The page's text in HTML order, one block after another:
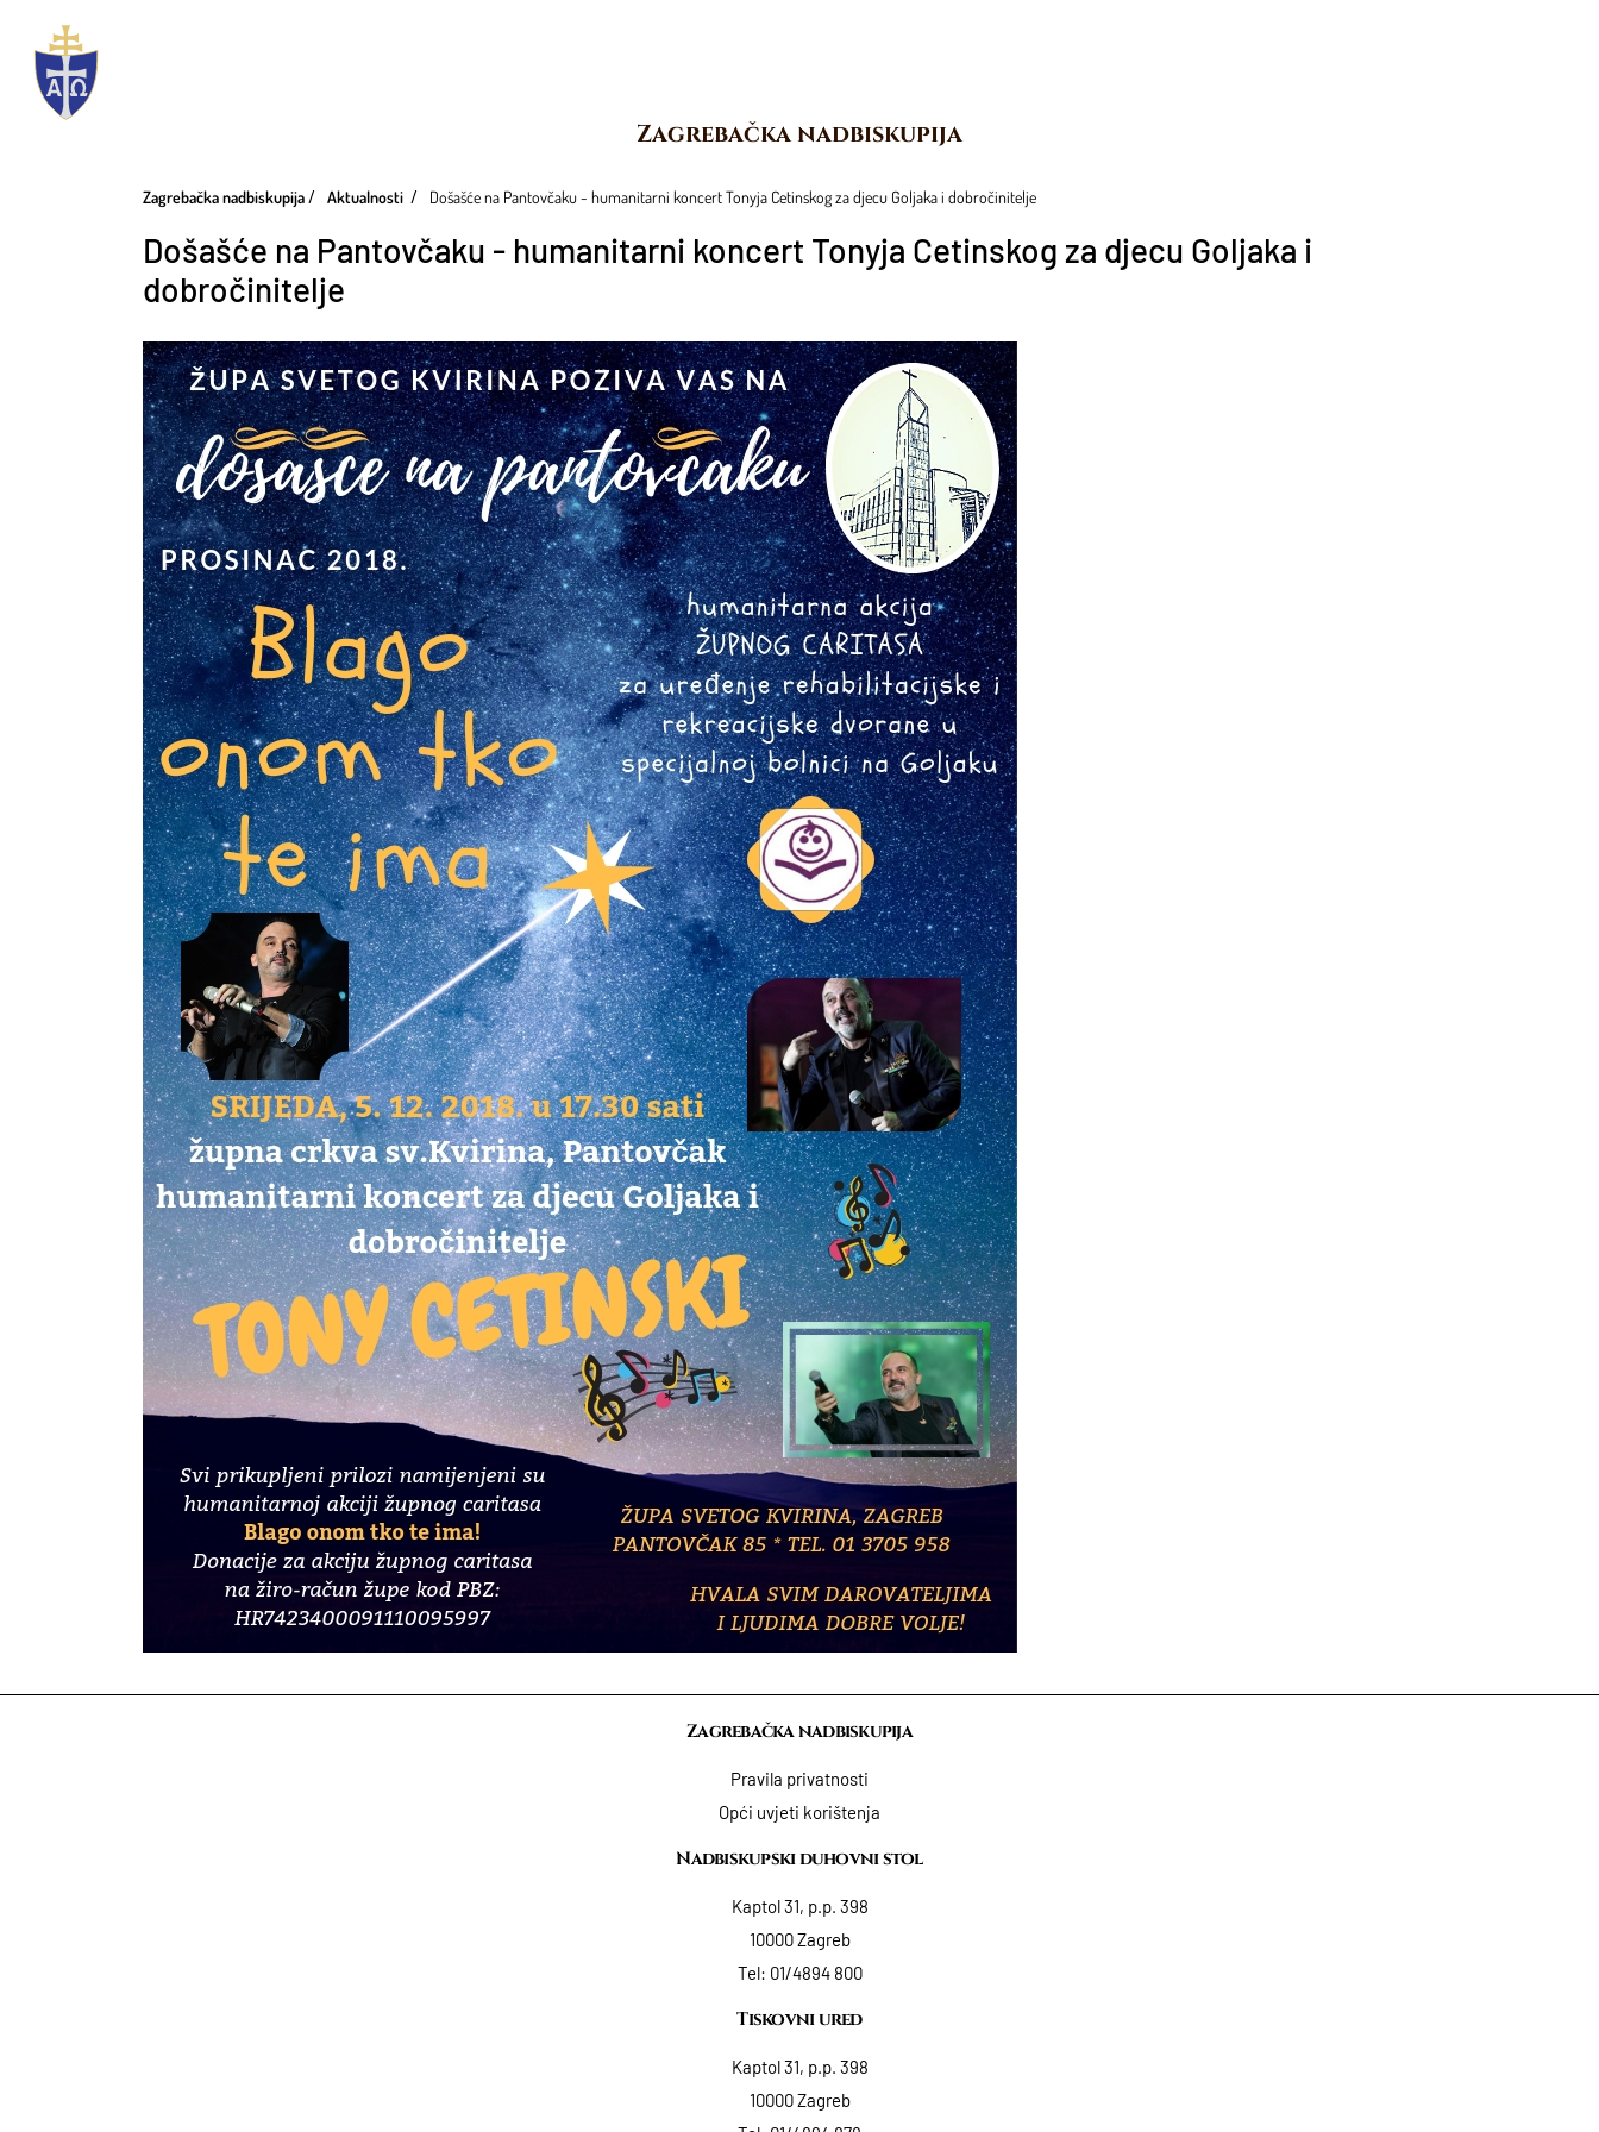
Zagrebačka nadbiskupija
Zagrebačka nadbiskupija Aktualnosti Došašće na Pantovčaku - humanitarni koncert Tonyja Cetinskog za djecu Goljaka i dobročinitelje
Došašće na Pantovčaku - humanitarni koncert Tonyja Cetinskog za djecu Goljaka i
dobročinitelje
Zagrebačka nadbiskupija
Pravila privatnosti
Opći uvjeti korištenja
Nadbiskupski duhovni stol
Kaptol 31, p.p. 398
10000 Zagreb
Tel: 01/4894 800
Tiskovni ured
Kaptol 31, p.p. 398
10000 Zagreb